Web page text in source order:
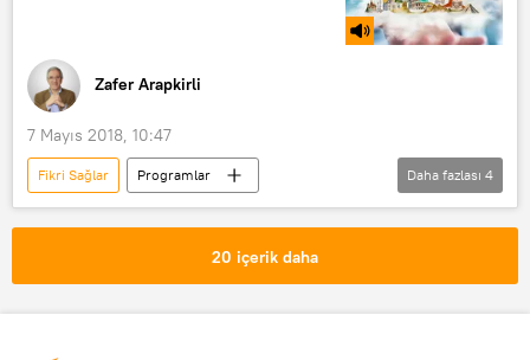
Zafer Arapkirli
7 Mayıs 2018, 10:47
Fikri Sağlar
Programlar
Seyr-i Sabah
RADYO
24 Haziran Cumhurbaşkanlığı seçimleri
Daha fazlası 4
20 içerik daha